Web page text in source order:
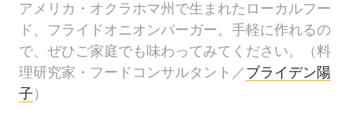
アメリカ・オクラホマ州で生まれたローカルフー
ド、フライドオニオンバーガー。手軽に作れるの
で、ぜひご家庭でも味わってみてください。（料
理研究家・フードコンサルタント／ ブライデン陽
子 ）